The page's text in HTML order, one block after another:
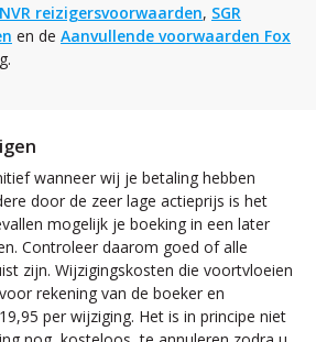
reizigersvoorwaarden, SGR
en de Aanvullende voorwaarden Fox
wanneer wij je betaling hebben
door de zeer lage actieprijs is het
mogelijk je boeking in een later
Controleer daarom goed of alle
zijn. Wijzigingskosten die voortvloeien
rekening van de boeker en
per wijziging. Het is in principe niet